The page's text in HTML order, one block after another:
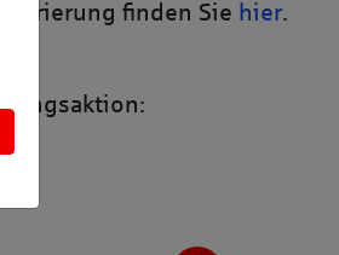
finden Sie hier.